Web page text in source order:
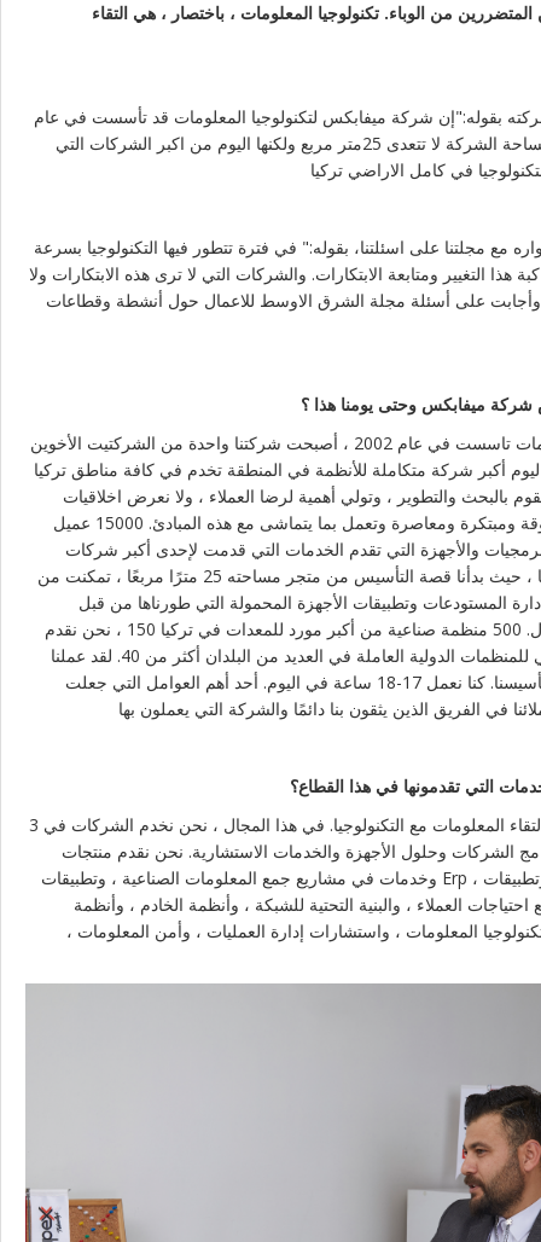
من الوباء. تكنولوجيا المعلومات ، باختصار ، هي التقاء
بقوله:"إن شركة ميفابكس لتكنولوجيا المعلومات قد تأسست في عام
2002 كأول شركتين شقيقتين وكان مساحة الشركة لا تتعدى 25متر مربع ولكنها اليوم من اكبر الشركات التي
مع مجلتنا على اسئلتنا، بقوله:" في فترة تتطور فيها التكنولوجيا بسرعة
التغيير ومتابعة الابتكارات. والشركات التي لا ترى هذه الابتكارات ولا
"وأجابت على أسئلة مجلة الشرق الاوسط للاعمال حول أنشطة وقطاعات
ميفابكس وحتى يومنا هذا ؟
إن شركة ميفابكس لتكنولوجيا المعلومات تاسست في عام 2002 ، أصبحت شركتنا واحدة من الشركتيت الأخوين
مربعًا منها اليوم أكبر شركة متكاملة للأنظمة في المنطقة تخدم في كافة مناطق تركيا
بالبحث والتطوير ، وتولي أهمية لرضا العملاء ، ولا نعرض اخلاقيات
العمل للخطر ، وتتبنى وجهة نظر موثوقة ومبتكرة ومعاصرة وتعمل بما يتماشى مع هذه المبادئ. 15000 عميل
والأجهزة التي تقدم الخدمات التي قدمت لإحدى أكبر شركات
تكنولوجيا المعلومات في تركيا. شركتنا ، حيث بدأنا قصة التأسيس من متجر مساحته 25 مترًا مربعًا ، تمكنت من
المستودعات وتطبيقات الأجهزة المحمولة التي طورناها من قبل
مهندسينا بدعم متعدد اللغات إلى 3 دول. 500 منظمة صناعية من أكبر مورد للمعدات في تركيا 150 ، نحن نقدم
خدمات الأجهزة والبرامج كمورد عالمي للمنظمات الدولية العاملة في العديد من البلدان أكثر من 40. لقد عملنا
بجد ليلًا ونهارًا في أول 5 سنوات من تأسيسنا. كنا نعمل 17-18 ساعة في اليوم. أحد أهم العوامل التي جعلت
في الفريق الذين يثقون بنا دائمًا والشركة التي يعملون بها
التي تقدمونها في هذا القطاع؟
تكنولوجيا المعلومات ، باختصار ، هي التقاء المعلومات مع التكنولوجيا. في هذا المجال ، نحن نخدم الشركات في 3
الشركات وحلول الأجهزة والخدمات الاستشارية. نحن نقدم منتجات
وخدمات في مشاريع جمع المعلومات الصناعية ، وتطبيقات Erp ، وتطبيقات الهاتف المحمول ، وتطبيقات CRM ،
العملاء ، والبنية التحتية للشبكة ، وأنظمة الخادم ، وأنظمة
المعلومات ، واستشارات إدارة العمليات ، وأمن المعلومات ،